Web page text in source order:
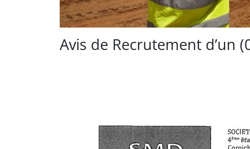
Avis de Recrutement d’un